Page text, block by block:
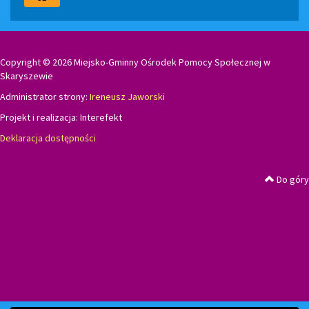
Copyright © 2026 Miejsko-Gminny Ośrodek Pomocy Społecznej w
Skaryszewie
Administrator strony: Ireneusz Jaworski
Projekt i realizacja: Interefekt
Deklaracja dostępności
Do góry